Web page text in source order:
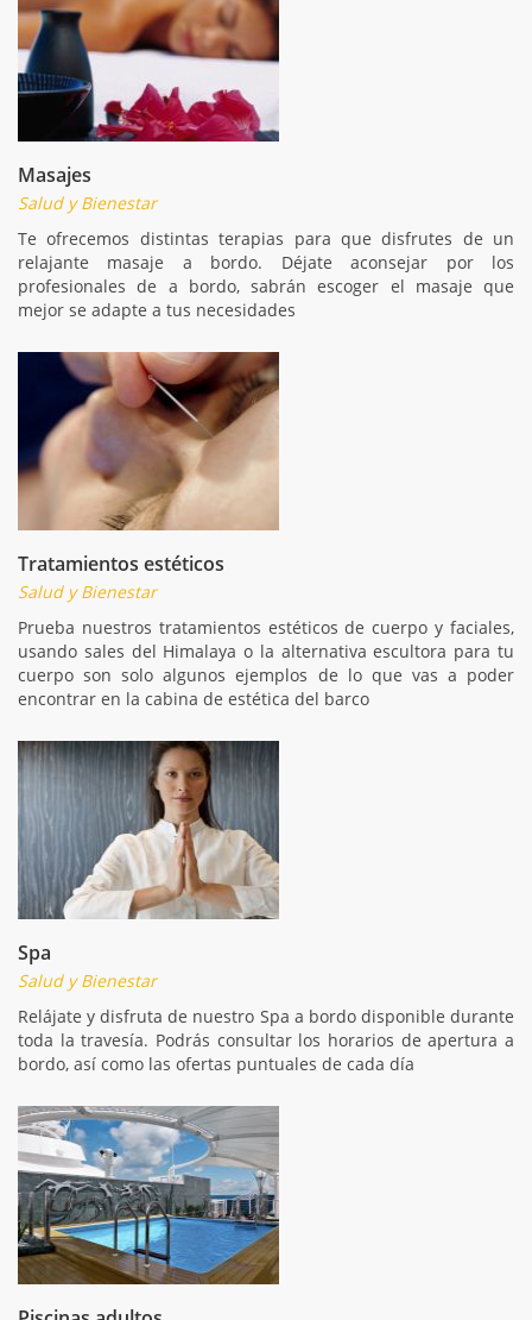
Masajes
Salud y Bienestar
Te ofrecemos distintas terapias para que disfrutes de un
relajante masaje a bordo. Déjate aconsejar por los
profesionales de a bordo, sabrán escoger el masaje que
mejor se adapte a tus necesidades
Tratamientos estéticos
Salud y Bienestar
Prueba nuestros tratamientos estéticos de cuerpo y faciales,
usando sales del Himalaya o la alternativa escultora para tu
cuerpo son solo algunos ejemplos de lo que vas a poder
encontrar en la cabina de estética del barco
Spa
Salud y Bienestar
Relájate y disfruta de nuestro Spa a bordo disponible durante
toda la travesía. Podrás consultar los horarios de apertura a
bordo, así como las ofertas puntuales de cada día